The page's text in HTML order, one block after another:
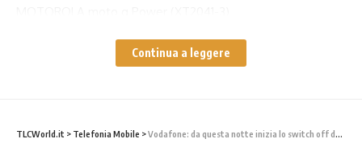
MOTOROLA moto g10 (XT2127-2)
MOTOROLA moto g100
MOTOROLA moto g8 Plus (XT2019-1)
Continua a leggere
TLCWorld.it > Telefonia Mobile >Vodafone: da questa notte inizia lo switch off della rete 3G. (LIVEBLOG)